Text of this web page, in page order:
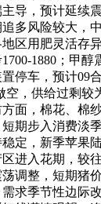
导，预计延续
多风险较大，
区用肥灵活存
1880；甲醇
停车，预计09
空，供给过剩较
面，棉花、棉
期步入消费淡
定，新季苹果
进入花期，较
调整，短期猪
求季节性边际